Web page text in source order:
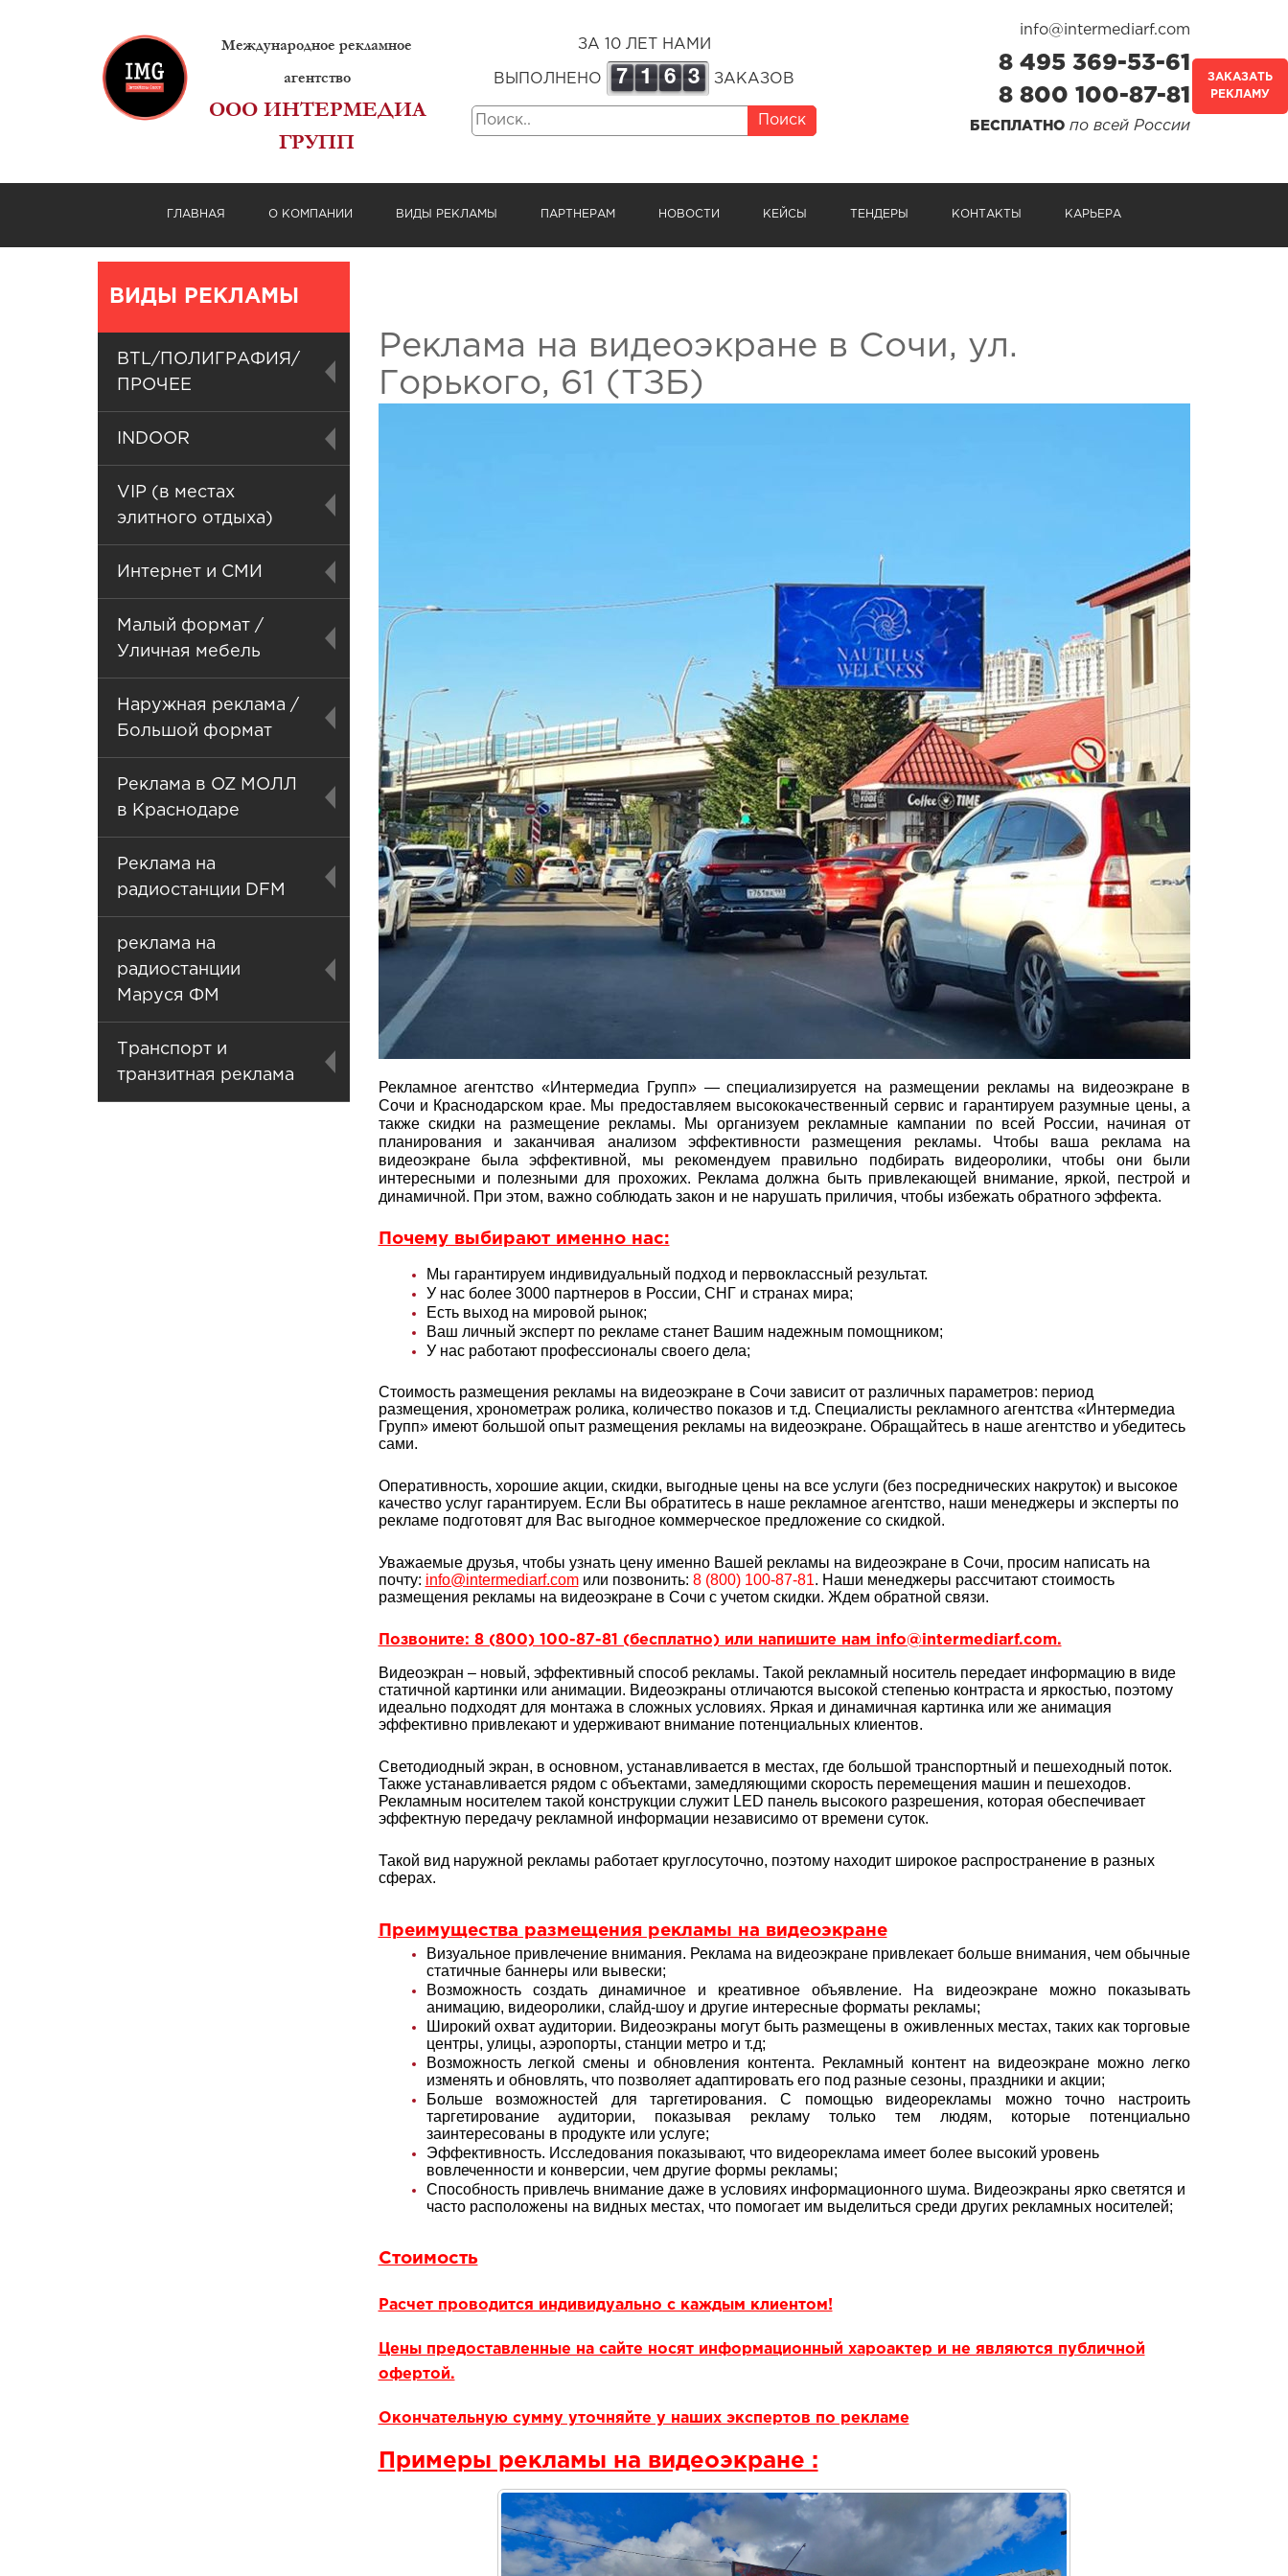
Международное рекламное
агентство
ООО ИНТЕРМЕДИА
ГРУПП
ЗА 10 ЛЕТ НАМИ
ВЫПОЛНЕНО 7 1 6 3 ЗАКАЗОВ
Поиск
info@intermediarf.com
8 495 369-53-61
8 800 100-87-81
БЕСПЛАТНО по всей России
ГЛАВНАЯ О КОМПАНИИ ВИДЫ РЕКЛАМЫ ПАРТНЕРАМ НОВОСТИ КЕЙСЫ ТЕНДЕРЫ КОНТАКТЫ КАРЬЕРА
ЗАКАЗАТЬ
РЕКЛАМУ
ВИДЫ РЕКЛАМЫ
BTL/ПОЛИГРАФИЯ/
ПРОЧЕЕ
INDOOR
VIP (в местах
элитного отдыха)
Интернет и СМИ
Малый формат /
Уличная мебель
Наружная реклама /
Большой формат
Реклама в OZ МОЛЛ
в Краснодаре
Реклама на
радиостанции DFM
реклама на
радиостанции
Маруся ФМ
Транспорт и
транзитная реклама
Реклама на видеоэкране в Сочи, ул.
Горького, 61 (ТЗБ)
Рекламное агентство «Интермедиа Групп» — специализируется на размещении рекламы на видеоэкране в
Сочи и Краснодарском крае. Мы предоставляем высококачественный сервис и гарантируем разумные цены, а
также скидки на размещение рекламы. Мы организуем рекламные кампании по всей России, начиная от
планирования и заканчивая анализом эффективности размещения рекламы. Чтобы ваша реклама на
видеоэкране была эффективной, мы рекомендуем правильно подбирать видеоролики, чтобы они были
интересными и полезными для прохожих. Реклама должна быть привлекающей внимание, яркой, пестрой и
динамичной. При этом, важно соблюдать закон и не нарушать приличия, чтобы избежать обратного эффекта.
Почему выбирают именно нас:
Мы гарантируем индивидуальный подход и первоклассный результат.
У нас более 3000 партнеров в России, СНГ и странах мира;
Есть выход на мировой рынок;
Ваш личный эксперт по рекламе станет Вашим надежным помощником;
У нас работают профессионалы своего дела;
Стоимость размещения рекламы на видеоэкране в Сочи зависит от различных параметров: период
размещения, хронометраж ролика, количество показов и т.д. Специалисты рекламного агентства «Интермедиа
Групп» имеют большой опыт размещения рекламы на видеоэкране. Обращайтесь в наше агентство и убедитесь
сами.
Оперативность, хорошие акции, скидки, выгодные цены на все услуги (без посреднических накруток) и высокое
качество услуг гарантируем. Если Вы обратитесь в наше рекламное агентство, наши менеджеры и эксперты по
рекламе подготовят для Вас выгодное коммерческое предложение со скидкой.
Уважаемые друзья, чтобы узнать цену именно Вашей рекламы на видеоэкране в Сочи, просим написать на
почту: info@intermediarf.comили позвонить: 8 (800) 100-87-81. Наши менеджеры рассчитают стоимость
размещения рекламы на видеоэкране в Сочи с учетом скидки. Ждем обратной связи.
Позвоните: 8 (800) 100-87-81 (бесплатно) или напишите нам info@intermediarf.com.
Видеоэкран – новый, эффективный способ рекламы. Такой рекламный носитель передает информацию в виде
статичной картинки или анимации. Видеоэкраны отличаются высокой степенью контраста и яркостью, поэтому
идеально подходят для монтажа в сложных условиях. Яркая и динамичная картинка или же анимация
эффективно привлекают и удерживают внимание потенциальных клиентов.
Светодиодный экран, в основном, устанавливается в местах, где большой транспортный и пешеходный поток.
Также устанавливается рядом с объектами, замедляющими скорость перемещения машин и пешеходов.
Рекламным носителем такой конструкции служит LED панель высокого разрешения, которая обеспечивает
эффектную передачу рекламной информации независимо от времени суток.
Такой вид наружной рекламы работает круглосуточно, поэтому находит широкое распространение в разных
сферах.
Преимущества размещения рекламы на видеоэкране
Визуальное привлечение внимания. Реклама на видеоэкране привлекает больше внимания, чем обычные
статичные баннеры или вывески;
Возможность создать динамичное и креативное объявление. На видеоэкране можно показывать
анимацию, видеоролики, слайд-шоу и другие интересные форматы рекламы;
Широкий охват аудитории. Видеоэкраны могут быть размещены в оживленных местах, таких как торговые
центры, улицы, аэропорты, станции метро и т.д;
Возможность легкой смены и обновления контента. Рекламный контент на видеоэкране можно легко
изменять и обновлять, что позволяет адаптировать его под разные сезоны, праздники и акции;
Больше возможностей для таргетирования. С помощью видеорекламы можно точно настроить
таргетирование аудитории, показывая рекламу только тем людям, которые потенциально
заинтересованы в продукте или услуге;
Эффективность. Исследования показывают, что видеореклама имеет более высокий уровень
вовлеченности и конверсии, чем другие формы рекламы;
Способность привлечь внимание даже в условиях информационного шума. Видеоэкраны ярко светятся и
часто расположены на видных местах, что помогает им выделиться среди других рекламных носителей;
Стоимость
Расчет проводится индивидуально с каждым клиентом!
Цены предоставленные на сайте носят информационный хароактер и не являются публичной
офертой.
Окончательную сумму уточняйте у наших экспертов по рекламе
Примеры рекламы на видеоэкране :